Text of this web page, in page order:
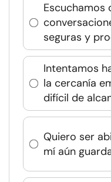
Escuchamos
seguras y
Intentamos
la cercanía
difícil de
Quiero ser
mí aún